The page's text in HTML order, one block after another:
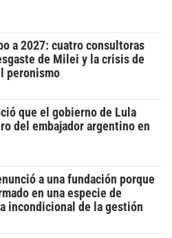
a 2027: cuatro consultoras
de Milei y la crisis de
peronismo
que el gobierno de Lula
del embajador argentino en
a una fundación porque
en una especie de
incondicional de la gestión